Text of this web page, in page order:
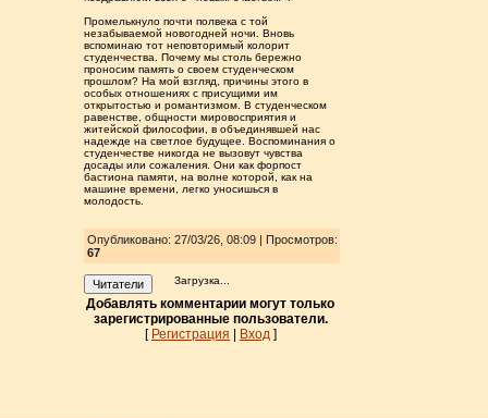
Промелькнуло почти полвека с той
незабываемой новогодней ночи. Вновь
вспоминаю тот неповторимый колорит
студенчества. Почему мы столь бережно
проносим память о своем студенческом
прошлом? На мой взгляд, причины этого в
особых отношениях с присущими им
открытостью и романтизмом. В студенческом
равенстве, общности мировосприятия и
житейской философии, в объединявшей нас
надежде на светлое будущее. Воспоминания о
студенчестве никогда не вызовут чувства
досады или сожаления. Они как форпост
бастиона памяти, на волне которой, как на
машине времени, легко уносишься в
молодость.
Опубликовано: 27/03/26, 08:09 | Просмотров:
67
Читатели Загрузка...
Добавлять комментарии могут только
зарегистрированные пользователи.
[ Регистрация Вход]